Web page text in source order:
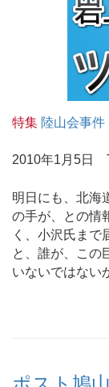
特集 陸山会事件
2010年1月5日
明日にも、北海
の手が、との情
く、小沢氏まで
と、誰が、この
いないではない